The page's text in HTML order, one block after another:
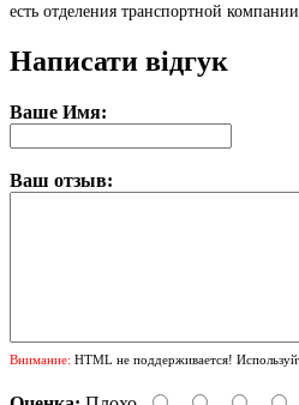
есть отделения транспортной
Написати відгук
Ваше Имя:
Ваш отзыв:
Внимание: HTML не поддерживается!